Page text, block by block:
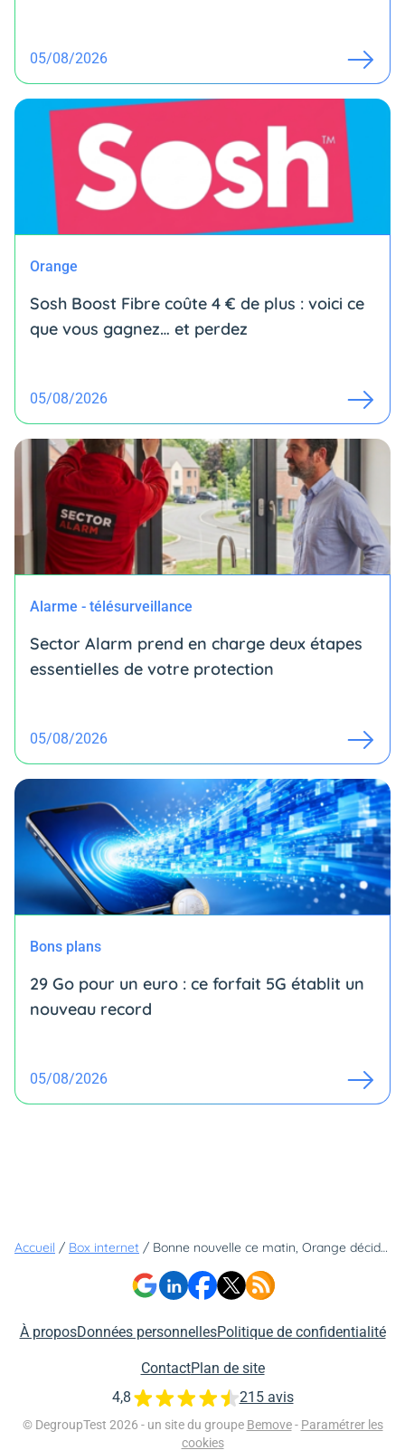
05/08/2026
Orange
Sosh Boost Fibre coûte 4 € de plus : voici ce
que vous gagnez… et perdez
05/08/2026
Alarme - télésurveillance
Sector Alarm prend en charge deux étapes
essentielles de votre protection
05/08/2026
Bons plans
29 Go pour un euro : ce forfait 5G établit un
nouveau record
05/08/2026
Accueil / Box internet / Bonne nouvelle ce matin, Orange décide de renouveler trois box à moins de 30€ (dont deux sans engagement)
À proposDonnées personnellesPolitique de confidentialité
ContactPlan de site
© DegroupTest 2026 - un site du groupe Bemove - Paramétrer les
cookies
4,8 215 avis